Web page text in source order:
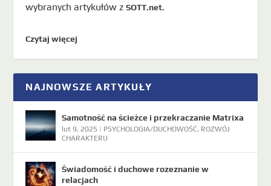
wybranych artykułów zSOTT.net.
Czytaj więcej
NAJNOWSZE ARTYKUŁY
Samotność na ścieżce i przekraczanie Matrixa
lut 9, 2025 | PSYCHOLOGIA/DUCHOWOŚĆ, ROZWÓJ
CHARAKTERU
Świadomość i duchowe rozeznanie w
relacjach